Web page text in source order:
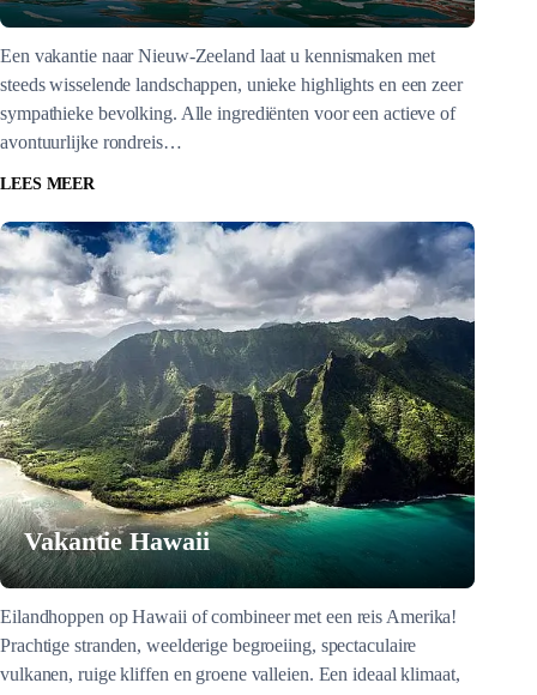
Een vakantie naar Nieuw-Zeeland laat u kennismaken met
steeds wisselende landschappen, unieke highlights en een zeer
sympathieke bevolking. Alle ingrediënten voor een actieve of
avontuurlijke rondreis…
LEES MEER
Vakantie Hawaii
Eilandhoppen op Hawaii of combineer met een reis Amerika!
Prachtige stranden, weelderige begroeiing, spectaculaire
vulkanen, ruige kliffen en groene valleien. Een ideaal klimaat,